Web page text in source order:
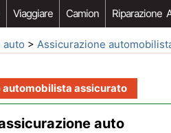
Viaggiare Camion Riparazione
auto > Assicurazione
automobilista assicurato
auto